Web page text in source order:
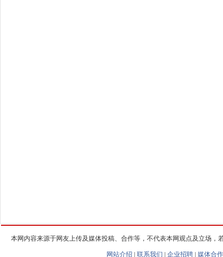
本网内容来源于网友上传及媒体投稿、合作等，不代表本网观点及立场
网站介绍 | 联系我们 | 企业招聘 | 媒体合作